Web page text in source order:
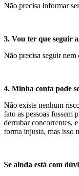
Não precisa informar
3. Vou ter que seguir
Não precisa seguir
4. Minha conta pode
Não existe nenhum
fato as pessoas fossem
derrubar concorrentes,
forma injusta, mas isso
Se ainda está com